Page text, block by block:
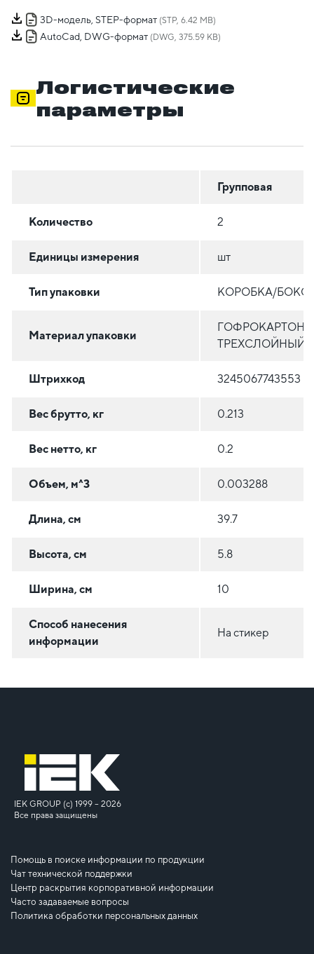
3D-модель, STEP-формат (STP, 6.42 MB)
AutoCad, DWG-формат (DWG, 375.59 KB)
Логистические
параметры
Групповая
Количество 2
Единицы измерения шт
Тип упаковки КОРОБКА/БОКС
Материал упаковки
ГОФРОКАРТОН
ТРЕХСЛОЙНЫЙ
Штрихкод 3245067743553
Вес брутто, кг 0.213
Вес нетто, кг 0.2
Объем, м^3 0.003288
Длина, см 39.7
Высота, см 5.8
Ширина, см 10
Способ нанесения
информации
На стикер
IEK GROUP (c) 1999 – 2026
Все права защищены
Помощь в поиске информации по продукции
Чат технической поддержки
Центр раскрытия корпоративной информации
Часто задаваемые вопросы
Политика обработки персональных данных